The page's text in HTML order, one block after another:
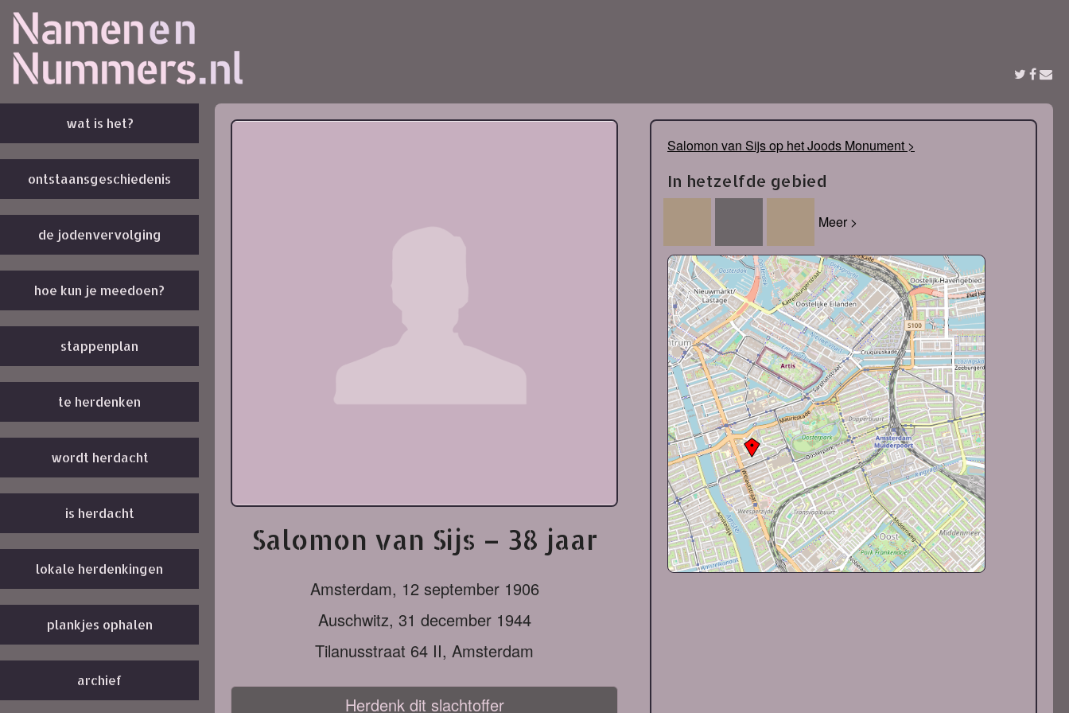
wat is het?
ontstaansgeschiedenis
de jodenvervolging
hoe kun je meedoen?
stappenplan
te herdenken
wordt herdacht
is herdacht
lokale herdenkingen
plankjes ophalen
archief
Salomon van Sijs – 38 jaar
Amsterdam, 12 september 1906
Auschwitz, 31 december 1944
Tilanusstraat 64 II, Amsterdam
Herdenk dit slachtoffer
Salomon van Sijs op het Joods Monument >
In hetzelfde gebied
Meer >